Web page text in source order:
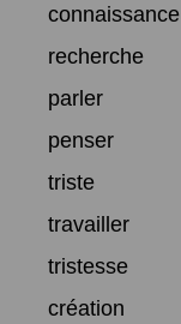
connaissance
recherche
parler
penser
triste
travailler
tristesse
création